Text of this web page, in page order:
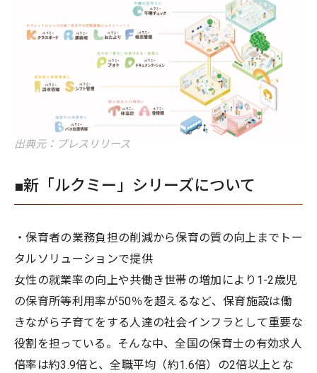
出典元：プレスリリース
■新「ルクミー」シリーズについて
・保育者の業務負担の削減から保育の質の向上までトー
タルソリューションで提供
女性の就業率の向上や共働き世帯の増加により1-2歳児
の保育所等利用率が50％を超えるなど、保育施設は働
きながら子育てをする人達の社会インフラとして重要な
役割を担っている。そんな中、全国の保育士の有効求人
倍率は約3.9倍と、全職平均（約1.6倍）の2倍以上とな